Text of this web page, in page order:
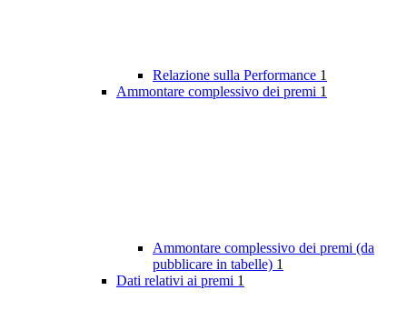
Relazione sulla Performance 1
Ammontare complessivo dei premi 1
Ammontare complessivo dei premi (da
pubblicare in tabelle) 1
Dati relativi ai premi 1